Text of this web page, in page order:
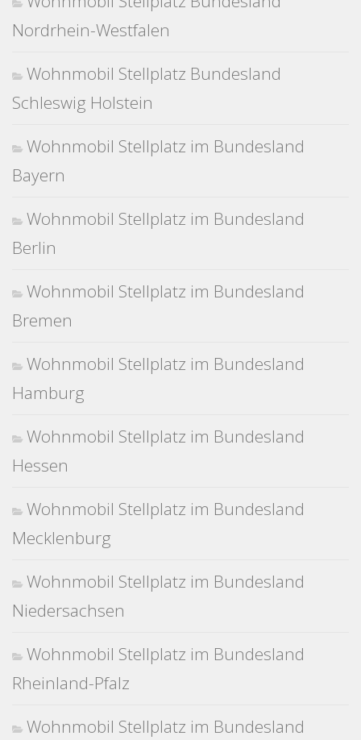
Nordrhein-Westfalen
Wohnmobil Stellplatz Bundesland
Schleswig Holstein
Wohnmobil Stellplatz im Bundesland
Bayern
Wohnmobil Stellplatz im Bundesland
Berlin
Wohnmobil Stellplatz im Bundesland
Bremen
Wohnmobil Stellplatz im Bundesland
Hamburg
Wohnmobil Stellplatz im Bundesland
Hessen
Wohnmobil Stellplatz im Bundesland
Mecklenburg
Wohnmobil Stellplatz im Bundesland
Niedersachsen
Wohnmobil Stellplatz im Bundesland
Rheinland-Pfalz
Wohnmobil Stellplatz im Bundesland